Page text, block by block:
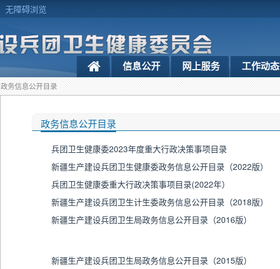
无障碍浏览
信息公开 网上服务 工作动态
政务信息公开目录
政务信息公开目录
兵团卫生健康委2023年度重大行政决策事项目录
新疆生产建设兵团卫生健康委政务信息公开目录（2022版）
兵团卫生健康委重大行政决策事项目录(2022年）
新疆生产建设兵团卫生计生委政务信息公开目录（2018版）
新疆生产建设兵团卫生局政务信息公开目录（2016版）
新疆生产建设兵团卫生局政务信息公开目录（2015版）